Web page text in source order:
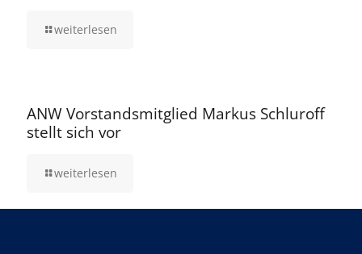
weiterlesen
ANW Vorstandsmitglied Markus Schluroff
stellt sich vor
weiterlesen